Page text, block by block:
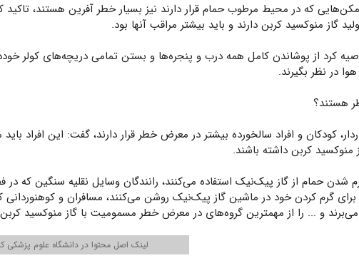
که در محیط مرطوب حمام قرار دارند نیز بسیار خطر آفرین هستند، تاکید
گاز منوکسید کربن دارند و باید بیشتر مراقب آنها بود.
کرد از پوشاندن کامل همه درب و پنجره‌ها و بستن تمامی دریچه‌های کولر
در نظر بگیرند.
هستند؟
کودکان و افراد سالخورده بیشتر در معرض خطر قرار دارند، گفت: این افراد
منوکسید کربن داشته باشند.
شدن حمام از گاز پیک‌نیک استفاده می‌کنند، رانندگان وسایل نقلیه سنگین که
برای گرم کردن خود در ماشین گاز پیک‌نیک روشن می‌کنند، مسافران و کوهنوردانی
و ... را از مهمترین گروه‌های در معرض خطر مسمومیت با گاز منوکسید
لینک اصل محتوا در دانشگاه علوم پزشکی